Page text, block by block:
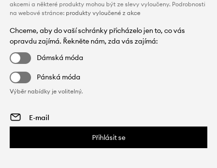
akcemi a některé produkty mohou být ze slevy vyloučeny. Podrobnosti
na webové stránce: produkty vyloučené z akce
Chceme, aby do vaší schránky přicházelo jen to, co vás
opravdu zajímá. Řekněte nám, zda vás zajímá:
Dámská móda
Pánská móda
Výběr nabídky je volitelný.
Přihlásit se